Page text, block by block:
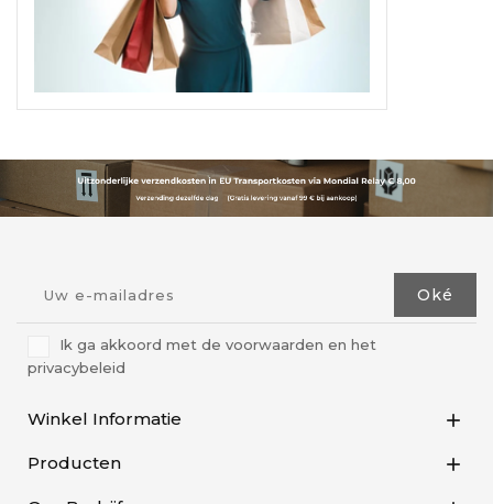
Ik ga akkoord met de voorwaarden en het
privacybeleid
Winkel Informatie 
Producten 